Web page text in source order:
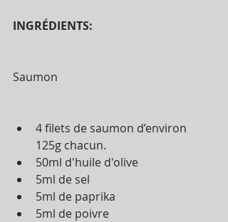
INGRÉDIENTS:
Saumon
4 filets de saumon d’environ
125g chacun.
50ml d'huile d'olive
5ml de sel
5ml de paprika
5ml de poivre